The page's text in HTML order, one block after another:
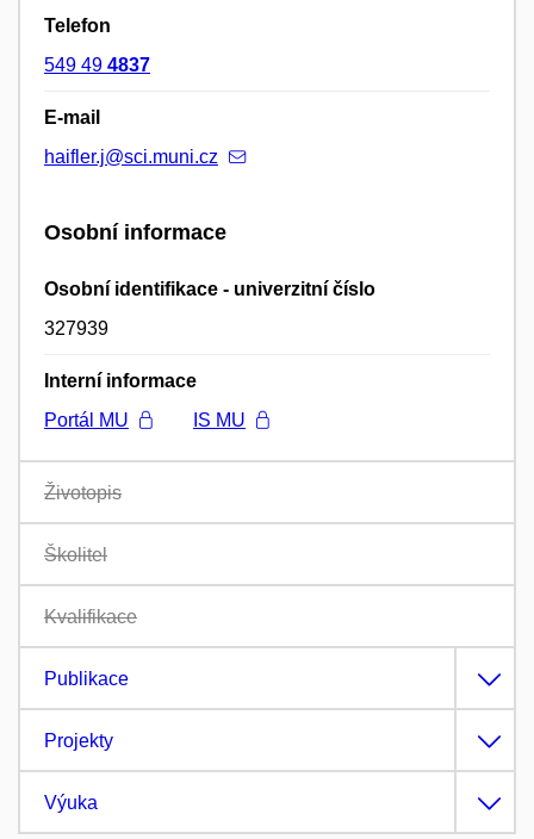
Telefon
549 49 4837
E-mail
haifler.j@sci.muni.cz
Osobní informace
Osobní identifikace - univerzitní číslo
327939
Interní informace
Portál MU
IS MU
Životopis
Školitel
Kvalifikace
Publikace
Projekty
Výuka